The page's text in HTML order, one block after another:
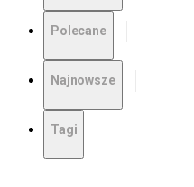
Polecane
Najnowsze
Tagi